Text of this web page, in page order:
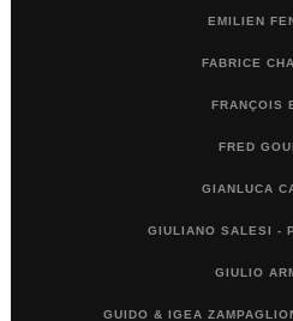
EMILIEN
FABRICE
FRANÇOIS
FRED
GIANLUCA
GIULIANO SALESI -
GIULIO
GUIDO & IGEA